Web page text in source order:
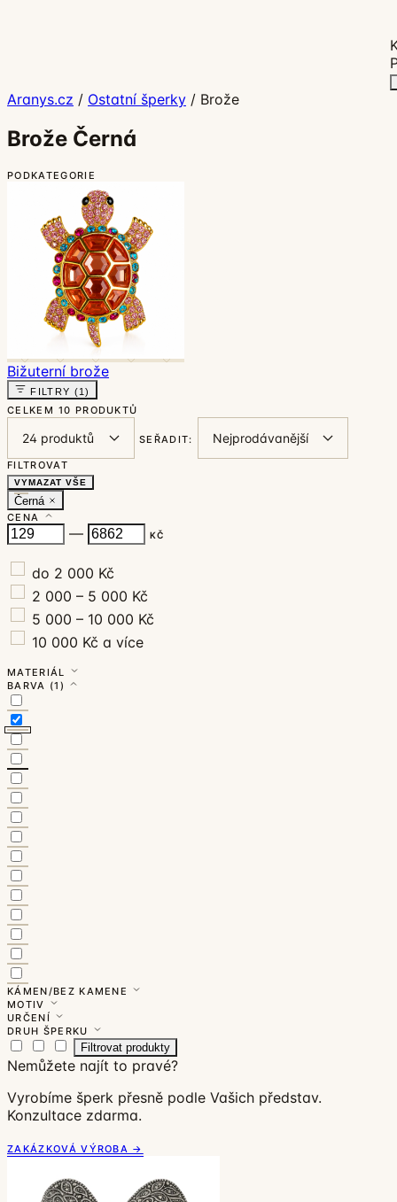
Aranys.cz / Ostatní šperky / Brože
Brože Černá
PODKATEGORIE
Bižuterní brože
FILTRY (1)
CELKEM 10 PRODUKTŮ
SEŘADIT:
FILTROVAT
VYMAZAT VŠE
Černá
CENA
— KČ
do 2 000 Kč
2 000 – 5 000 Kč
5 000 – 10 000 Kč
10 000 Kč a více
MATERIÁL
BARVA (1)
KÁMEN/BEZ KAMENE
MOTIV
URČENÍ
DRUH ŠPERKU
Filtrovat produkty
Nemůžete najít to pravé?
Vyrobíme šperk přesně podle Vašich představ.
Konzultace zdarma.
ZAKÁZKOVÁ VÝROBA →